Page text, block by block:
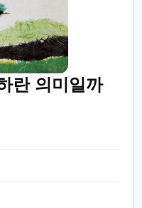
란 의미일까